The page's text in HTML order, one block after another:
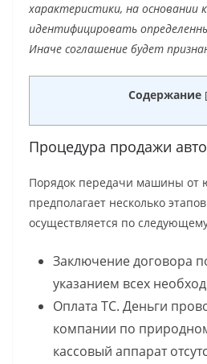
характеристики, на
идентифицировать
Иначе соглашение будет
Содержание [
Процедура продажи
Порядок передачи машины от
предполагает несколько
осуществляется по
Заключение договора
указанием всех
Оплата ТС. Деньги
компании по
кассовый аппарат